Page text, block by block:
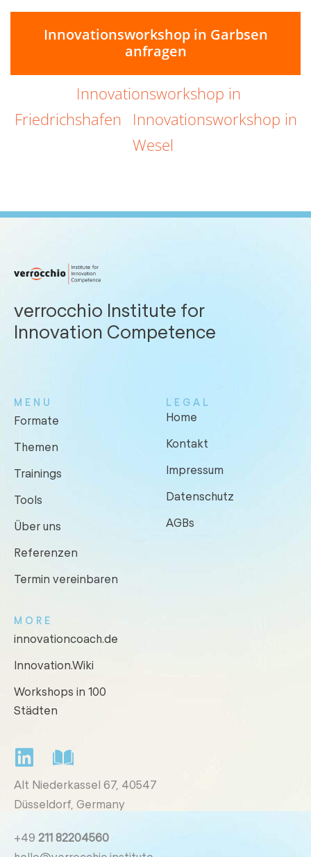
Innovationsworkshop in Garbsen
anfragen
Innovationsworkshop in
Friedrichshafen
Innovationsworkshop in
Wesel
verrocchio Institute for
Innovation Competence
MENU
Formate
Themen
Trainings
Tools
Über uns
Referenzen
Termin vereinbaren
LEGAL
Home
Kontakt
Impressum
Datenschutz
AGBs
MORE
innovationcoach.de
Innovation.Wiki
Workshops in 100
Städten
Alt Niederkassel 67, 40547
Düsseldorf, Germany
+49 211 82204560